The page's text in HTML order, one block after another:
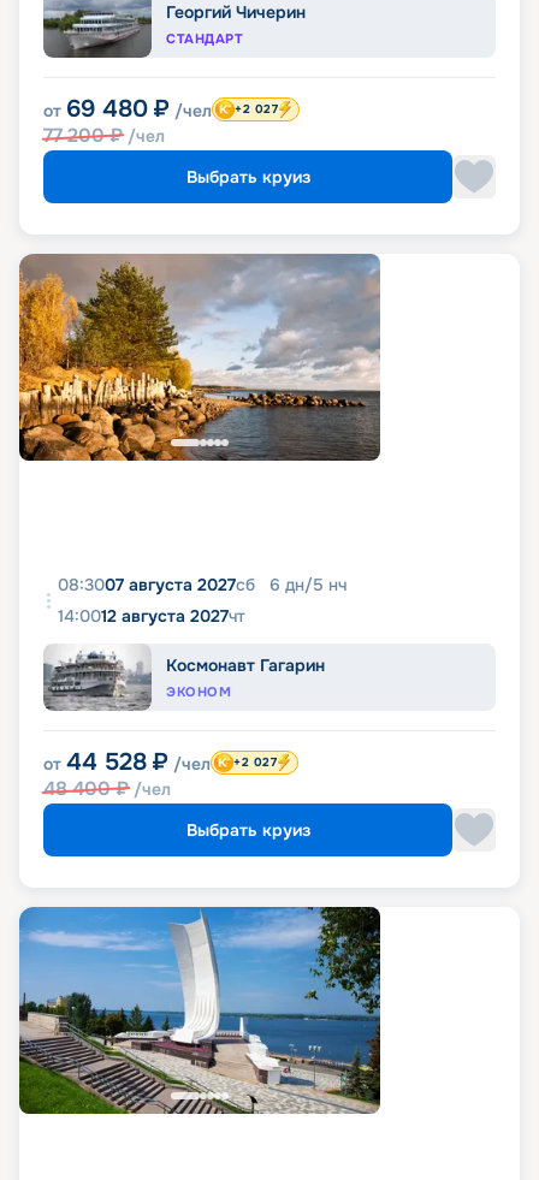
Георгий Чичерин
СТАНДАРТ
от 69 480 ₽ /чел
77 200₽ /чел
+2 027
Выбрать круиз
08:3007 августа 2027сб 6 дн/5 нч
14:0012 августа 2027чт
Космонавт Гагарин
ЭКОНОМ
от 44 528 ₽ /чел
48 400₽ /чел
+2 027
Выбрать круиз